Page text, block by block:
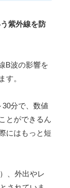
紫外線を防
B波の影響を
す。
分で、数値
とができるん
にはもっと短
、外出やレ